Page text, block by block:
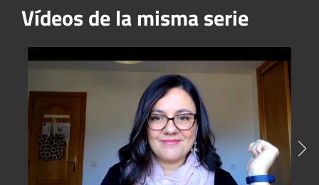
Vídeos de la misma serie